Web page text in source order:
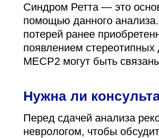
Синдром Ретта — это
помощью данного
потерей ранее
появлением
MECP2 могут быть
Нужна ли
Перед сдачей анализа
неврологом, чтобы